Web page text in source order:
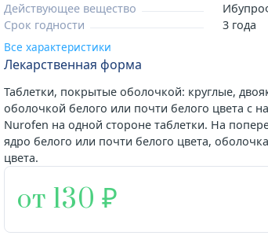
Действующее вещество
Срок годности
3 года
Все характеристики
Лекарственная форма
Таблетки, покрытые оболочкой: круглые,
оболочкой белого или почти белого цвета с
Nurofen на одной стороне таблетки. На
ядро белого или почти белого цвета,
цвета.
от 130